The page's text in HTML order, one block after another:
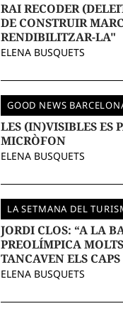
RAI RECODER
DE CONSTRUIR
RENDIBILITZAR-LA"
ELENA BUSQUETS
GOOD NEWS
LES (IN)VISIBLES ES
MICRÒFON
ELENA BUSQUETS
LA SETMANA DEL
JORDI CLOS: “A LA
PREOLÍMPICA
TANCAVEN ELS
ELENA BUSQUETS